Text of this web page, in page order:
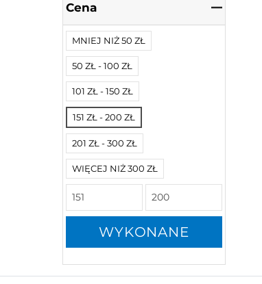
Cena
MNIEJ NIŻ 50 ZŁ
50 ZŁ - 100 ZŁ
101 ZŁ - 150 ZŁ
151 ZŁ - 200 ZŁ
201 ZŁ - 300 ZŁ
WIĘCEJ NIŻ 300 ZŁ
WYKONANE